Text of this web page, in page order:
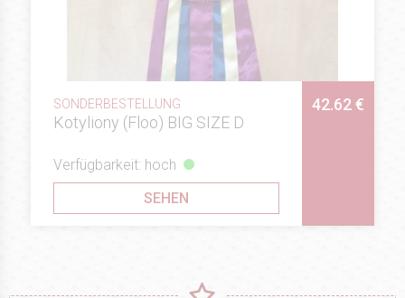
SONDERBESTELLUNG
Kotyliony (Floo) BIG SIZE D
42.62 €
Verfügbarkeit: hoch
SEHEN